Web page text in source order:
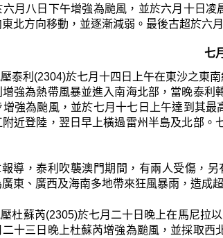
月八日下午增強為颱風，並於六月十日
北方向移動，並逐漸減弱。最後古超於六
七
泰利(2304)於七月十四日上午在東沙之東
強為熱帶風暴並進入南海北部，當晚泰
增強為颱風，並於七月十七日上午達到其
近登陸，翌日早上橫過雷州半島及北部
導，泰利吹襲澳門期間，有兩人受傷，
東、廣西及海南多地帶來狂風暴雨，造成
杜蘇芮(2305)於七月二十日晚上在馬尼拉
十三日晚上杜蘇芮增強為颱風，並採取